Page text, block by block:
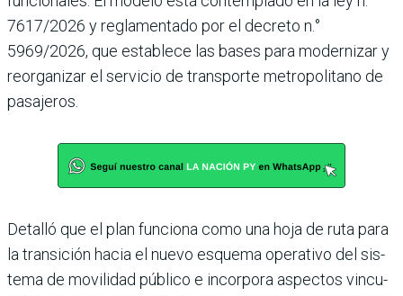
7617/2026 y reglamentado por el decreto n.°
5969/2026, que establece las bases para modernizar y
reorganizar el servicio de transporte metropolitano de
pasajeros.
Detalló que el plan funciona como una hoja de ruta para
la transición hacia el nuevo esquema operativo del sis­
tema de movilidad público e incorpora aspectos vincu­